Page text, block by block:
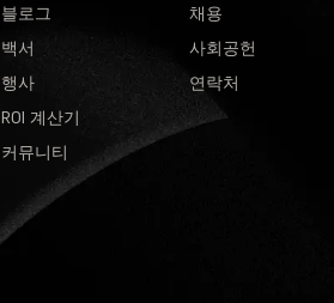
블로그
백서
행사
ROI 계산기
커뮤니티
채용
사회공헌
연락처